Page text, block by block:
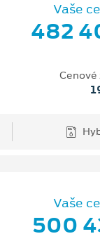
Vaše
482
Vaše
500